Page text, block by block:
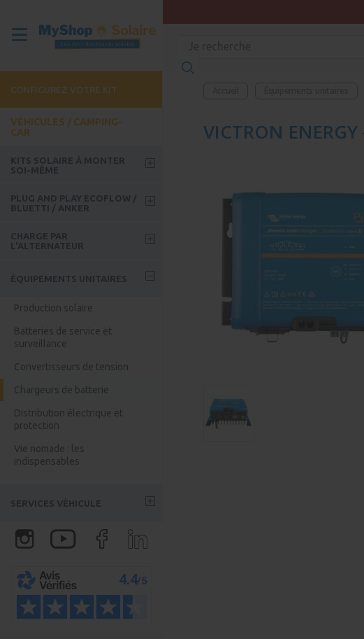
CONFIGUREZ VOTRE KIT
VÉHICULES / CAMPING-
CAR
Batteries Bluetti
Kits solaire Bluetti
Accessoires Bluetti
Batteries Anker
Batterie Anker
Batterie Jackery
Coupleur séparateur
Chargeur Booster DC/DC
Production solaire
Batteries de service et
surveillance
Convertisseurs de tension
Chargeurs de batterie
Distribution électrique et
protection
Vie nomade : les
indispensables
Partenaires aménageurs
Certivan - Homologation VASP
VICTRON